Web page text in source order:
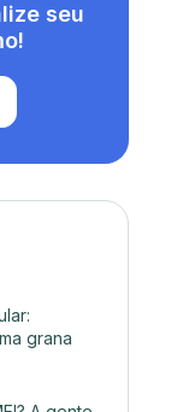
seu
grana